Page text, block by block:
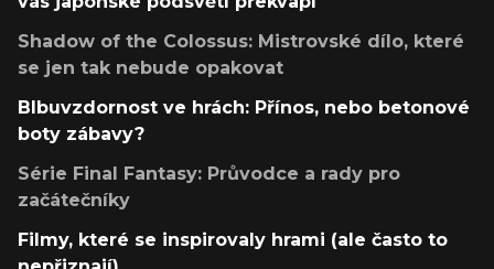
Shadow of the Colossus: Mistrovské dílo, které
se jen tak nebude opakovat
Blbuvzdornost ve hrách: Přínos, nebo betonové
boty zábavy?
Série Final Fantasy: Průvodce a rady pro
začátečníky
Filmy, které se inspirovaly hrami (ale často to